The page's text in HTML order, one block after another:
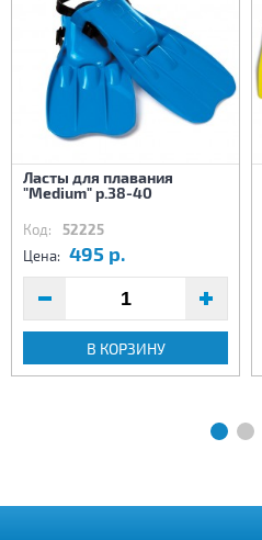
Ласты для плавания
"Medium" р.38-40
Код: 52225
Цена: 495 р.
В КОРЗИНУ